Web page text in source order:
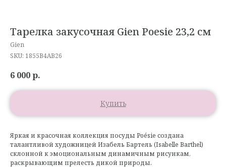
Тарелка закусочная Gien Poesie 23,2 см
Gien
SKU: 1855B4AB26
6 000р.
Купить
Яркая и красочная коллекция посуды Poésie создана
талантливой художницей Изабель Бартель (Isabelle Barthel)
склонной к эмоциональным динамичным рисункам,
раскрывающим прелесть дикой природы.